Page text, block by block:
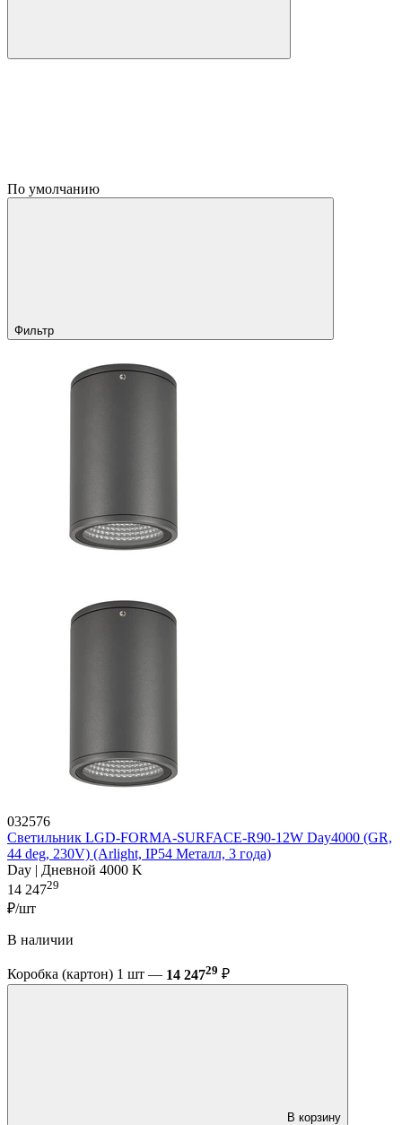
По умолчанию
Фильтр
032576
Светильник LGD-FORMA-SURFACE-R90-12W Day4000 (GR,
44 deg, 230V) (Arlight, IP54 Металл, 3 года)
Day | Дневной 4000 K
14 24729
₽/шт
В наличии
Коробка (картон) 1 шт — 14 24729 ₽
В корзину